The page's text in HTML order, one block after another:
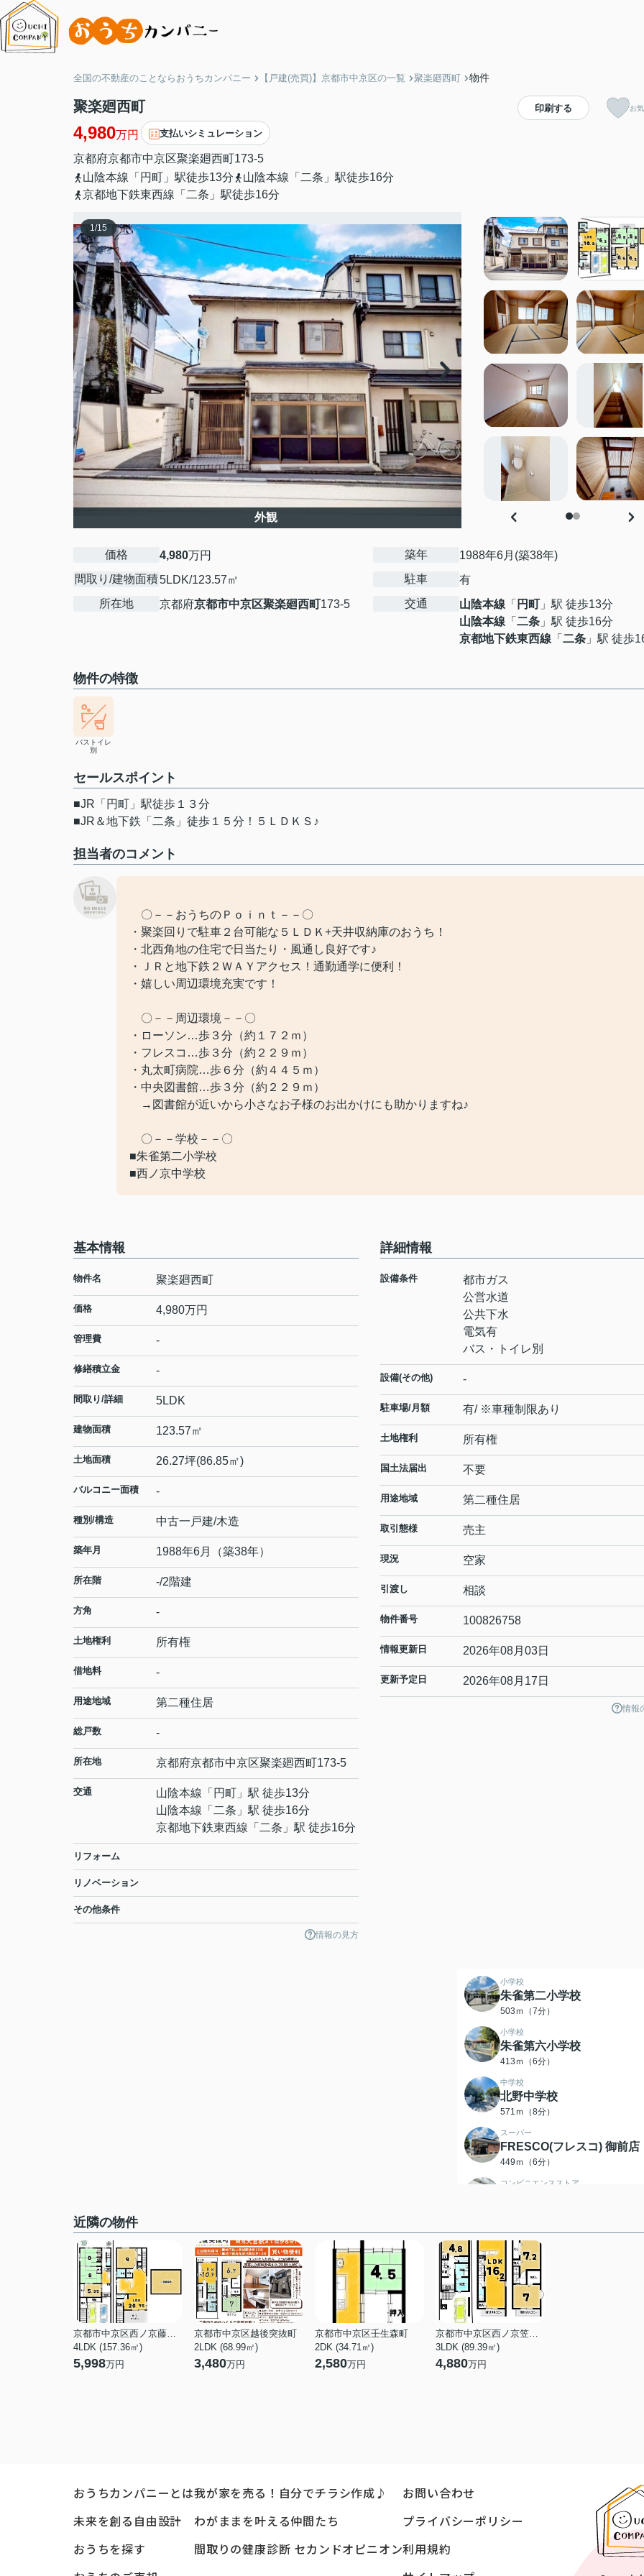
全国の不動産のことならおうちカンパニー 【戸建(売買)】京都市中京区の一覧 聚楽廻西町 物件
聚楽廻西町
4,980万円 支払いシミュレーション
京都府京都市中京区聚楽廻西町173-5
山陰本線「円町」駅徒歩13分
山陰本線「二条」駅徒歩16分
京都地下鉄東西線「二条」駅徒歩16分
印刷する お
1/15
外観
価格 4,980万円
間取り/建物面積5LDK/123.57㎡
所在地
京都府京都市中京区聚楽廻西町173-5
築年
1988年6月(築38年)
駐車
有
交通
山陰本線 「 円町 」駅 徒歩13分
山陰本線 「 二条 」駅 徒歩16分
京都地下鉄東西線 「 二条 」駅 徒歩
物件の特徴
バストイレ
別
セールスポイント
■JR「円町」駅徒歩１３分
■JR＆地下鉄「二条」徒歩１５分！５ＬＤＫＳ♪
担当者のコメント
〇－－おうちのＰｏｉｎｔ－－〇
・聚楽回りで駐車２台可能な５ＬＤＫ+天井収納庫のおうち！
・北西角地の住宅で日当たり・風通し良好です♪
・ＪＲと地下鉄２ＷＡＹアクセス！通勤通学に便利！
・嬉しい周辺環境充実です！
〇－－周辺環境－－〇
・ローソン…歩３分（約１７２ｍ）
・フレスコ…歩３分（約２２９ｍ）
・丸太町病院…歩６分（約４４５ｍ）
・中央図書館…歩３分（約２２９ｍ）
→図書館が近いから小さなお子様のお出かけにも助かりますね♪
〇－－学校－－〇
■朱雀第二小学校
■西ノ京中学校
基本情報
物件名 聚楽廻西町
価格 4,980万円
管理費 -
修繕積立金 -
間取り/詳細 5LDK
建物面積 123.57㎡
土地面積 26.27坪(86.85㎡)
バルコニー面積 -
種別/構造 中古一戸建/木造
築年月 1988年6月（築38年）
所在階 -/2階建
方角 -
土地権利 所有権
借地料 -
用途地域 第二種住居
総戸数 -
所在地 京都府京都市中京区聚楽廻西町173-5
交通 山陰本線 「 円町 」駅 徒歩13分
山陰本線 「 二条 」駅 徒歩16分
京都地下鉄東西線 「 二条 」駅 徒歩16分
リフォーム
リノベーション
その他条件
情報の見方
詳細情報
設備条件
都市ガス
公営水道
公共下水
電気有
バス・トイレ別
設備(その他) -
駐車場/月額 有/ ※車種制限あり
土地権利 所有権
国土法届出 不要
用途地域 第二種住居
取引態様 売主
現況 空家
引渡し 相談
物件番号 100826758
情報更新日 2026年08月03日
更新予定日 2026年08月17日
情報
小学校
朱雀第二小学校
503ｍ（7分）
小学校
朱雀第六小学校
413ｍ（6分）
中学校
北野中学校
571ｍ（8分）
スーパー
FRESCO(フレスコ) 御前店
449ｍ（6分）
コンビニエンスストア
コンビニエンスストア
ミニストップ 千本丸太町店
420ｍ（6分）
コンビニエンスストア
ローソン 千本丸太町店
523ｍ（7分）
星の子スイミングスクール
近隣の物件
京都市中京区西ノ京藤ノ木町
4LDK (157.36㎡)
5,998万円
京都市中京区越後突抜町
2LDK (68.99㎡)
3,480万円
京都市中京区壬生森町
2DK (34.71㎡)
2,580万円
京都市中京区西ノ京笠殿町
3LDK (89.39㎡)
4,880万円
おうちカンパニーとは
未来を創る自由設計
おうちを探す
我が家を売る！自分でチラシ作成♪
わがままを叶える仲間たち
間取りの健康診断 セカンドオピニオン
お問い合わせ
プライバシーポリシー
利用規約